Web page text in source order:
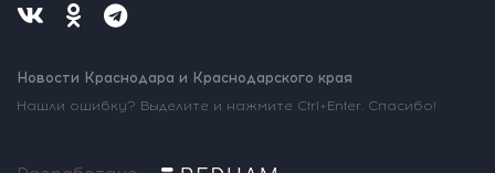
Новости Краснодара и Краснодарского края
Нашли ошибку? Выделите и нажмите Ctrl+Enter. Спасибо!